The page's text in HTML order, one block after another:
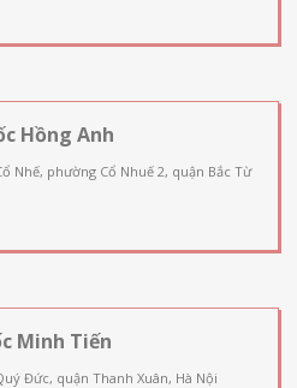
Hồng Anh
Nhế, phường Cổ Nhuế 2, quận Bắc Từ
Minh Tiến
Đức, quận Thanh Xuân, Hà Nội